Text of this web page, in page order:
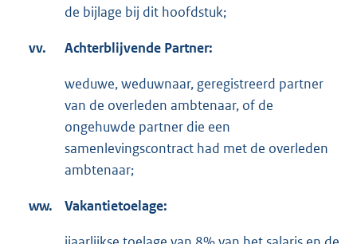
de bijlage bij dit hoofdstuk;
vv. Achterblijvende Partner:
weduwe, weduwnaar, geregistreerd partner
van de overleden ambtenaar, of de
ongehuwde partner die een
samenlevingscontract had met de overleden
ambtenaar;
ww. Vakantietoelage: